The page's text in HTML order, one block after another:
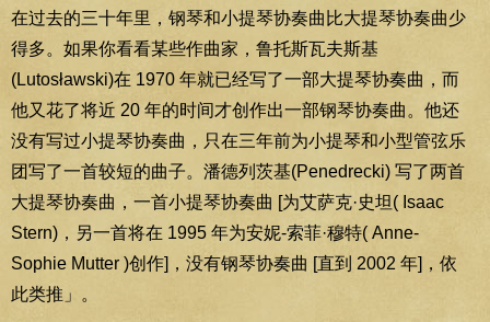
在过去的三十年里，钢琴和小提琴协奏曲比大提琴协奏曲少
得多。如果你看看某些作曲家，鲁托斯瓦夫斯基
(Lutosławski)在 1970 年就已经写了一部大提琴协奏曲，而
他又花了将近 20 年的时间才创作出一部钢琴协奏曲。他还
没有写过小提琴协奏曲，只在三年前为小提琴和小型管弦乐
团写了一首较短的曲子。潘德列茨基(Penedrecki) 写了两首
大提琴协奏曲，一首小提琴协奏曲 [为艾萨克·史坦( Isaac
Stern)，另一首将在 1995 年为安妮-索菲·穆特( Anne-
Sophie Mutter )创作]，没有钢琴协奏曲 [直到 2002 年]，依
此类推」。